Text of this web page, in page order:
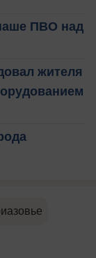
ПВО над
жителя